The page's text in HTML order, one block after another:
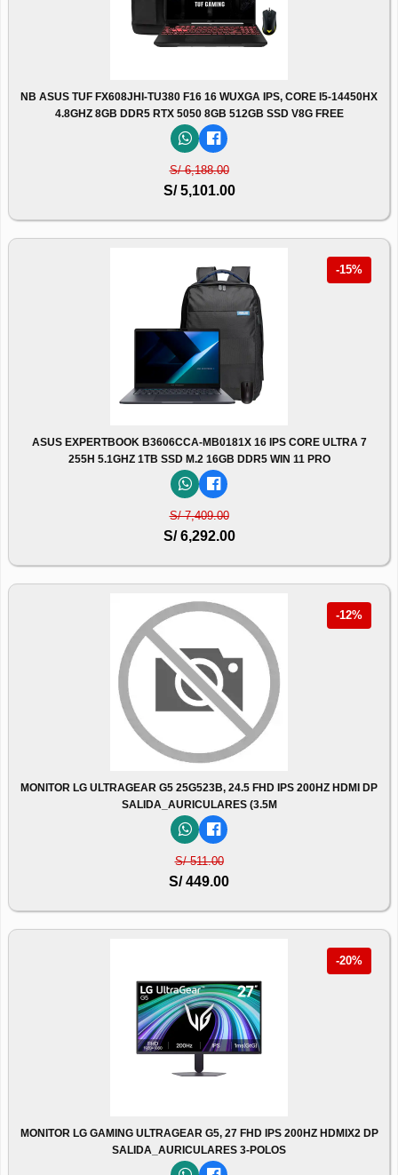
NB ASUS TUF FX608JHI-TU380 F16 16 WUXGA IPS, CORE I5-14450HX
4.8GHZ 8GB DDR5 RTX 5050 8GB 512GB SSD V8G FREE
S/ 6,188.00
S/ 5,101.00
-15%
ASUS EXPERTBOOK B3606CCA-MB0181X 16 IPS CORE ULTRA 7
255H 5.1GHZ 1TB SSD M.2 16GB DDR5 WIN 11 PRO
S/ 7,409.00
S/ 6,292.00
-12%
MONITOR LG ULTRAGEAR G5 25G523B, 24.5 FHD IPS 200HZ HDMI DP
SALIDA_AURICULARES (3.5M
S/ 511.00
S/ 449.00
-20%
MONITOR LG GAMING ULTRAGEAR G5, 27 FHD IPS 200HZ HDMIX2 DP
SALIDA_AURICULARES 3-POLOS